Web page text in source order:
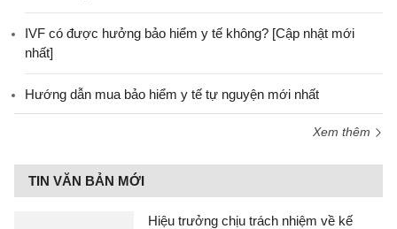
IVF có được hưởng bảo hiểm y tế không? [Cập nhật mới
nhất]
Hướng dẫn mua bảo hiểm y tế tự nguyện mới nhất
Xem thêm
TIN VĂN BẢN MỚI
Hiệu trưởng chịu trách nhiệm về kế